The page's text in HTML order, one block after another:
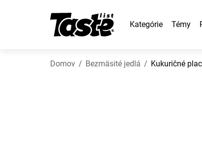
Kategórie Témy
Domov Bezmäsité jedlá Kukuričné